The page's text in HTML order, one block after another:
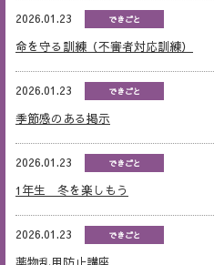
2026.01.23 できごと
命を守る訓練（不審者対応訓練）
2026.01.23 できごと
季節感のある掲示
2026.01.23 できごと
1年生 冬を楽しもう
2026.01.23 できごと
薬物乱用防止講座